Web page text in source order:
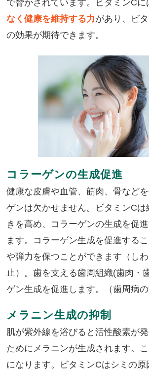
で脅かされています。ビタミンCに
なく健康を維持する力があり、ビ
の効果が期待できます。
コラーゲンの生成促進
健康な皮膚や血管、筋肉、骨など
ゲンは欠かせません。ビタミンCは
きを高め、コラーゲンの生成を促
ます。コラーゲン生成を促進する
や弾力を保つことができます（し
止）。歯を支える歯周組織(歯肉・
ゲン生成を促進します。（歯周病の
メラニン生成の抑制
肌が紫外線を浴びると活性酸素が
ためにメラニンが生成されます。
になります。ビタミンCはシミの原